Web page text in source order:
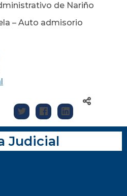
de Nariño
– Auto admisorio
Judicial